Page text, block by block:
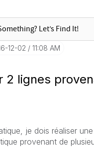
12-02 11:08 AM
2 lignes
je dois réaliser
provenant de